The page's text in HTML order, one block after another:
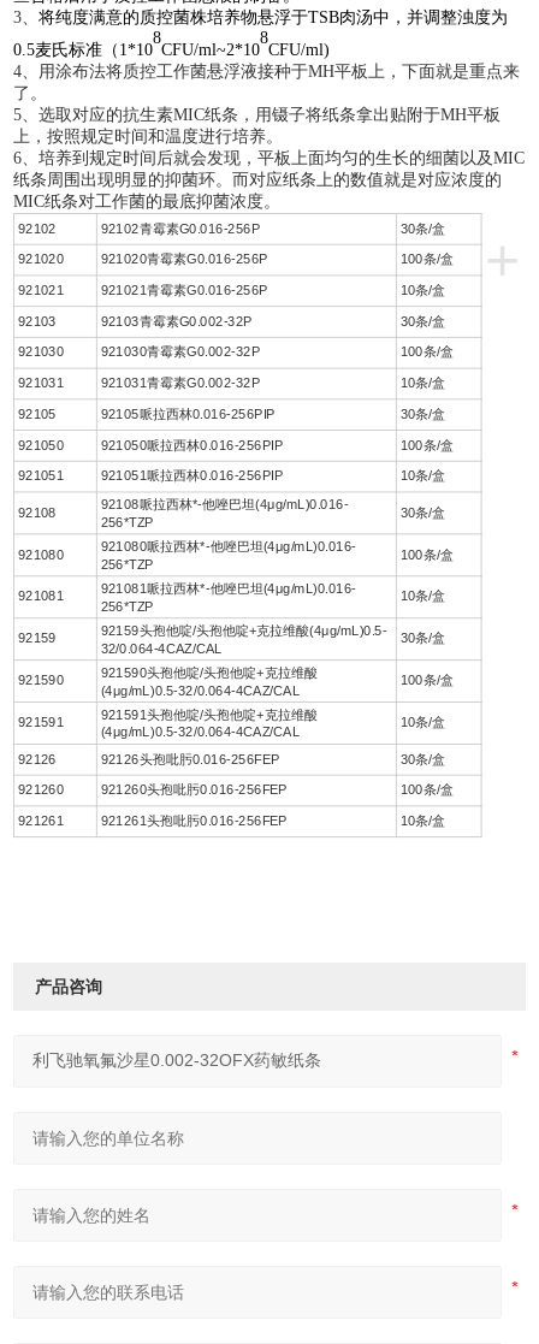
3、将纯度满意的质控菌株培养物悬浮于TSB肉汤中，并调整浊度为
0.5麦氏标准（1*10
8
CFU/ml~2*10
8
CFU/ml)
4、用涂布法将质控工作菌悬浮液接种于MH平板上，下面就是重点来
了。
5、选取对应的抗生素MIC纸条，用镊子将纸条拿出贴附于MH平板
上，按照规定时间和温度进行培养。
6、培养到规定时间后就会发现，平板上面均匀的生长的细菌以及MIC
纸条周围出现明显的抑菌环。而对应纸条上的数值就是对应浓度的
MIC纸条对工作菌的最底抑菌浓度。
+
92102 92102青霉素G0.016-256P 30条/盒
921020 921020青霉素G0.016-256P 100条/盒
921021 921021青霉素G0.016-256P
10条/盒
92103
92103青霉素G0.002-32P 30条/盒
921030 921030青霉素G0.002-32P 100条/盒
921031 921031青霉素G0.002-32P
10条/盒
92105
92105哌拉西林0.016-256PIP 30条/盒
921050 921050哌拉西林0.016-256PIP 100条/盒
921051 921051哌拉西林0.016-256PIP 10条/盒
92108
92108哌拉西林*-他唑巴坦(4μg/mL)0.016-
256*TZP
30条/盒
921080 921080哌拉西林*-他唑巴坦(4μg/mL)0.016-
256*TZP
100条/盒
921081
921081哌拉西林*-他唑巴坦(4μg/mL)0.016-
256*TZP
10条/盒
92159 92159头孢他啶/头孢他啶+克拉维酸(4μg/mL)0.5-
32/0.064-4CAZ/CAL
30条/盒
921590
921590头孢他啶/头孢他啶+克拉维酸
(4μg/mL)0.5-32/0.064-4CAZ/CAL
100条/盒
921591
921591头孢他啶/头孢他啶+克拉维酸
(4μg/mL)0.5-32/0.064-4CAZ/CAL
10条/盒
92126 92126头孢吡肟0.016-256FEP
30条/盒
921260
921260头孢吡肟0.016-256FEP 100条/盒
921261 921261头孢吡肟0.016-256FEP 10条/盒
产品咨询